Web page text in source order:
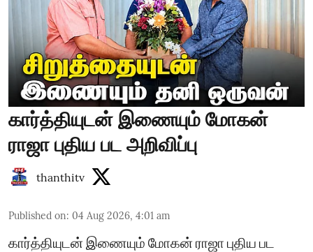
கார்த்தியுடன் இணையும் மோகன்
ராஜா புதிய பட அறிவிப்பு
thanthitv
Published on: 04 Aug 2026, 4:01 am
கார்த்தியுடன் இணையும் மோகன் ராஜா புதிய பட